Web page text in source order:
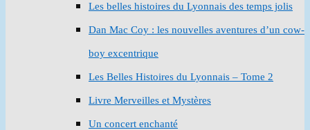
Les belles histoires du Lyonnais des temps jolis
Dan Mac Coy : les nouvelles aventures d’un cow-
boy excentrique
Les Belles Histoires du Lyonnais – Tome 2
Livre Merveilles et Mystères
Un concert enchanté